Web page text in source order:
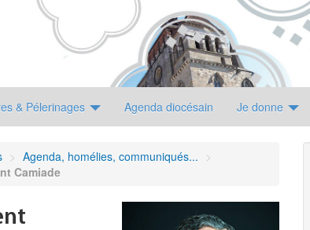
& Pélerinages Agenda diocésain Je donne
> Agenda, homélies, communiqués... >
Camiade